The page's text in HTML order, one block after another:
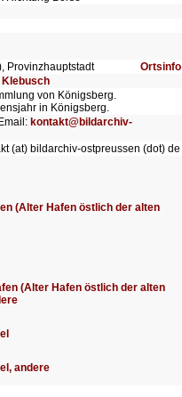
Provinzhauptstadt
Ortsinfo
Klebusch
von Königsberg.
in Königsberg.
kontakt@bildarchiv-
(at) bildarchiv-ostpreussen (dot) de
(Alter Hafen östlich der alten
(Alter Hafen östlich der alten
andere